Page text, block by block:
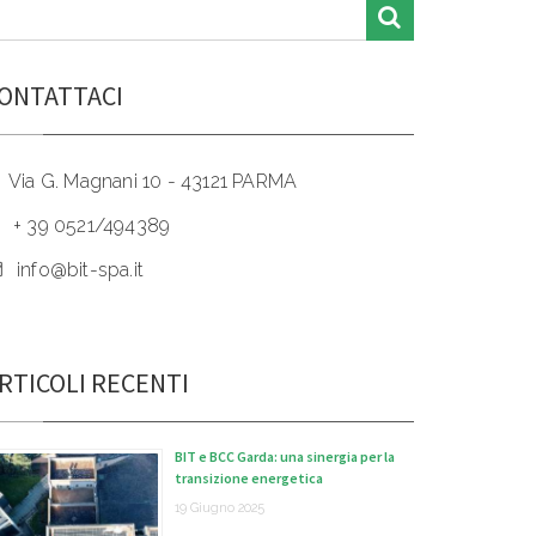
Via G. Magnani 10 - 43121 PARMA
+ 39 0521/494389
info@bit-spa.it
RECENTI
BIT e BCC Garda: una sinergia per la
transizione energetica
19 Giugno 2025